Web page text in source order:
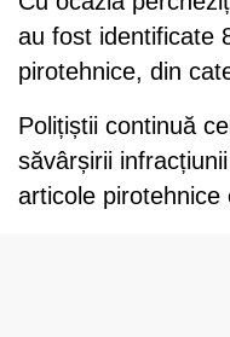
au fost identificate
pirotehnice, din
Polițiștii continuă
săvârșirii
articole